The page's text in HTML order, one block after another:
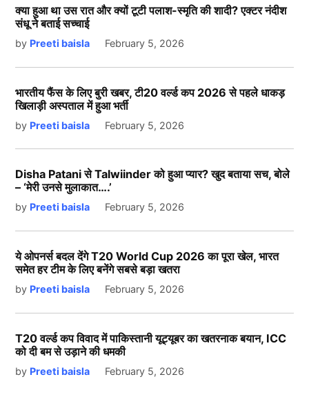
क्या हुआ था उस रात और क्यों टूटी पलाश-स्मृति की शादी? एक्टर नंदीश
संधू ने बताई सच्चाई
by Preeti baisla February 5, 2026
भारतीय फैंस के लिए बुरी खबर, टी20 वर्ल्ड कप 2026 से पहले धाकड़
खिलाड़ी अस्पताल में हुआ भर्ती
by Preeti baisla February 5, 2026
Disha Patani से Talwiinder को हुआ प्यार? खुद बताया सच, बोले
– ‘मेरी उनसे मुलाकात….’
by Preeti baisla February 5, 2026
ये ओपनर्स बदल देंगे T20 World Cup 2026 का पूरा खेल, भारत
समेत हर टीम के लिए बनेंगे सबसे बड़ा खतरा
by Preeti baisla February 5, 2026
T20 वर्ल्ड कप विवाद में पाकिस्तानी यूट्यूबर का खतरनाक बयान, ICC
को दी बम से उड़ाने की धमकी
by Preeti baisla February 5, 2026